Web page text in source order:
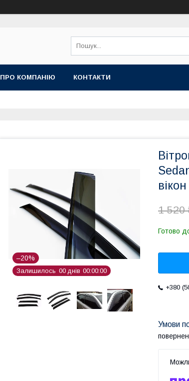
ПРО КОМПАНІЮ КОНТАКТИ
–20%
Залишилось 00 днів 00 00 00
1 520
Готово
+380